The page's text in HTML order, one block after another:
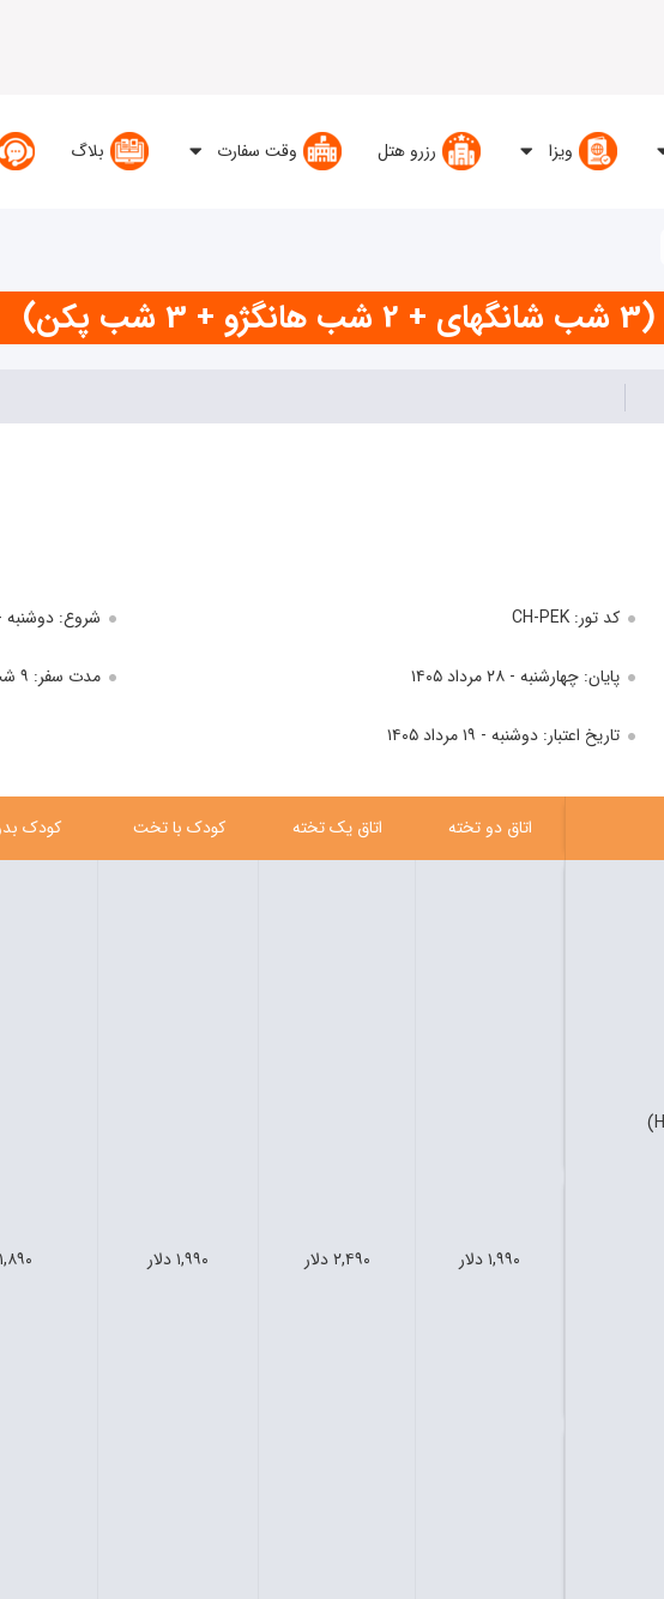
ویزا رزرو هتل وقت سفارت بلاگ
پکن)
کد تور: CH-PEK شروع: دوشنبه - ۱۹ مرداد
پایان: چهارشنبه - ۲۸ مرداد ۱۴۰۵ مدت سفر: ۹ شب
تاریخ اعتبار: دوشنبه - ۱۹ مرداد ۱۴۰۵
اتاق دو تخته اتاق یک تخته کودک با تخت کودک
۱,۹۹۰ دلار ۲,۴۹۰ دلار ۱,۹۹۰ دلار ۱,۸۹۰ دلار